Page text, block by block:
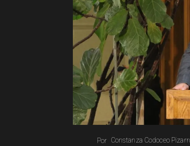
Constanza Codoceo
Por